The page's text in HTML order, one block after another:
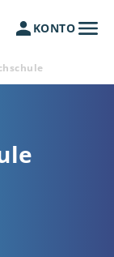
KONTO